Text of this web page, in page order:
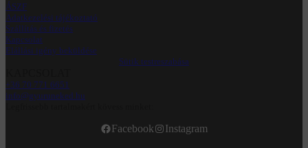
ÁSZF
Adatkezelési tájékoztató
Szállítás és fizetés
Kapcsolat
Elállási igény beküldése
Sütik testreszabása
+36 70 771 6651
info@gyuruneked.hu
Facebook Instagram